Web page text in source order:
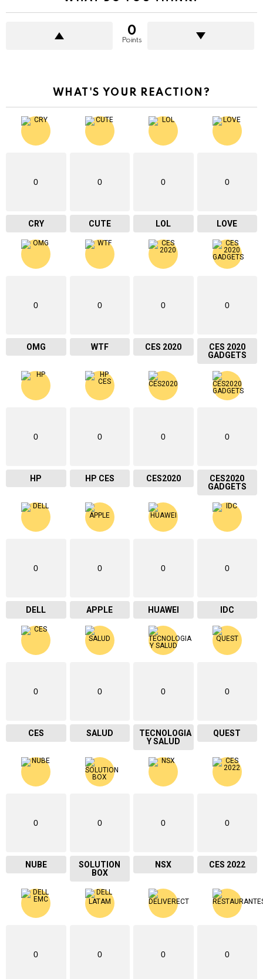
0
Points
WHAT'S YOUR REACTION?
0
CRY
0
CUTE
0
LOL
0
LOVE
0
OMG
0
WTF
0
CES 2020
0
CES 2020
GADGETS
0
HP
0
HP CES
0
CES2020
0
CES2020
GADGETS
0
DELL
0
APPLE
0
HUAWEI
0
IDC
0
CES
0
SALUD
0
TECNOLOGIA
Y SALUD
0
QUEST
0
NUBE
0
SOLUTION
BOX
0
NSX
0
CES 2022
0 0 0 0